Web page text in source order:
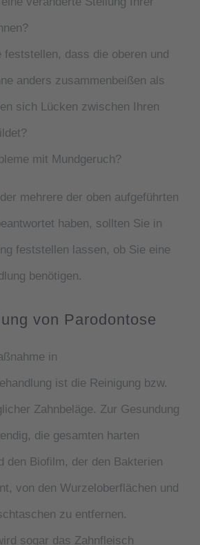
feststellen, dass die oberen und
anders zusammenbeißen als
sich Lücken zwischen Ihren
mit Mundgeruch?
mehrere der oben aufgeführten
haben, sollten Sie in
feststellen lassen, ob Sie eine
benötigen.
von Parodontose
in
ist die Reinigung bzw.
Zahnbeläge. Zur Gesundung
die gesamten harten
den Biofilm, der den Bakterien
von den Wurzeloberflächen und
zu entfernen.
sogar das Zahnfleisch